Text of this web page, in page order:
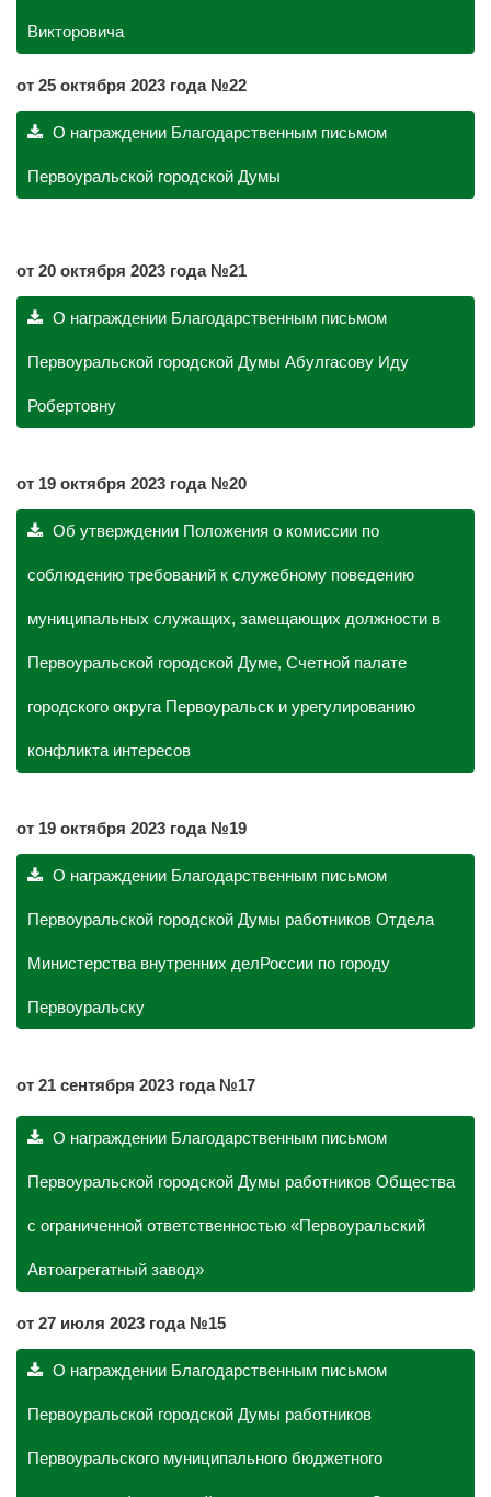
Викторовича
от 25 октября 2023 года №22
О награждении Благодарственным письмом
Первоуральской городской Думы
от 20 октября 2023 года №21
О награждении Благодарственным письмом
Первоуральской городской Думы Абулгасову Иду
Робертовну
от 19 октября 2023 года №20
Об утверждении Положения о комиссии по
соблюдению требований к служебному поведению
муниципальных служащих, замещающих должности в
Первоуральской городской Думе, Счетной палате
городского округа Первоуральск и урегулированию
конфликта интересов
от 19 октября 2023 года №19
О награждении Благодарственным письмом
Первоуральской городской Думы работников Отдела
Министерства внутренних делРоссии по городу
Первоуральску
от 21 сентября 2023 года №17
О награждении Благодарственным письмом
Первоуральской городской Думы работников Общества
с ограниченной ответственностью «Первоуральский
Автоагрегатный завод»
от 27 июля 2023 года №15
О награждении Благодарственным письмом
Первоуральской городской Думы работников
Первоуральского муниципального бюджетного